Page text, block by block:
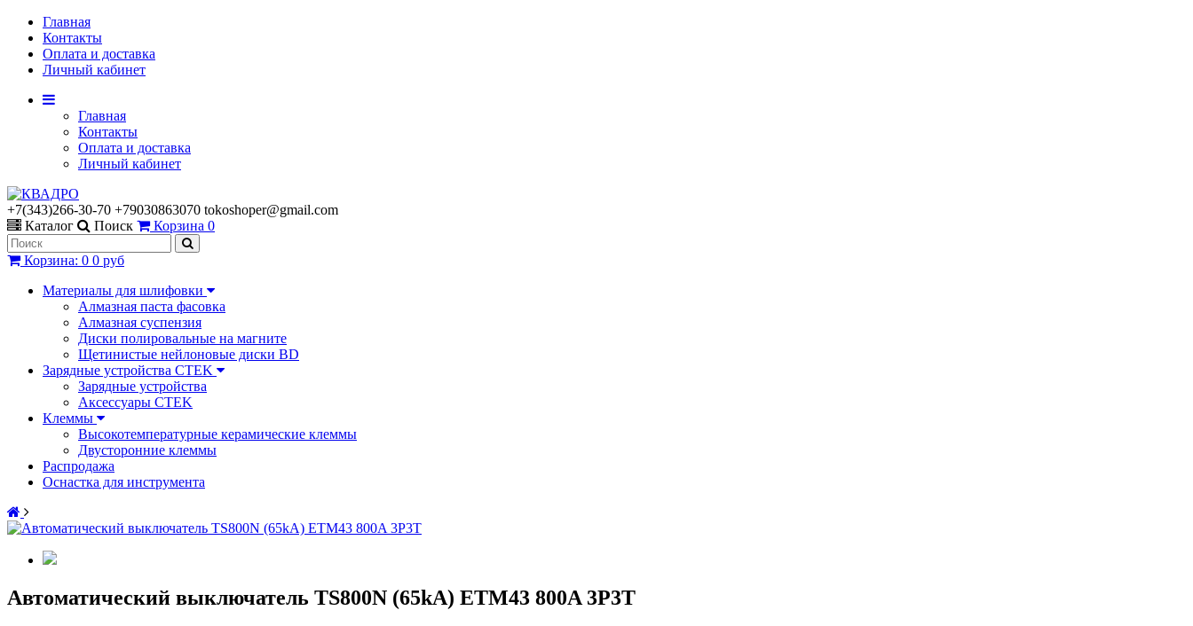
Главная
Контакты
Оплата и доставка
Личный кабинет
Главная
Контакты
Оплата и доставка
Личный кабинет
+7(343)266-30-70 +79030863070 tokoshoper@gmail.com
Каталог
Поиск Корзина 0
Корзина: 0 0 руб
Материалы для шлифовки
Алмазная паста фасовка
Алмазная суспензия
Диски полировальные на магните
Щетинистые нейлоновые диски BD
Зарядные устройства CTEK
Зарядные устройства
Аксессуары CTEK
Клеммы
Высокотемпературные керамические клеммы
Двусторонние клеммы
Распродажа
Оснастка для инструмента
Автоматический выключатель TS800N (65kA) ETM43 800A 3P3T